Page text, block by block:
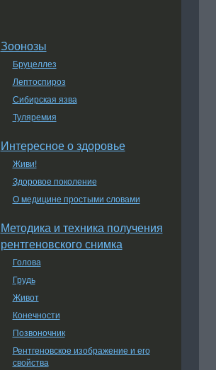
Зоонозы
Бруцеллез
Лептоспироз
Сибирская язва
Туляремия
Интересное о здоровье
Живи!
Здоровое поколение
О медицине простыми словами
Методика и техника получения
рентгеновского снимка
Голова
Грудь
Живот
Конечности
Позвоночник
Рентгеновское изображение и его
свойства